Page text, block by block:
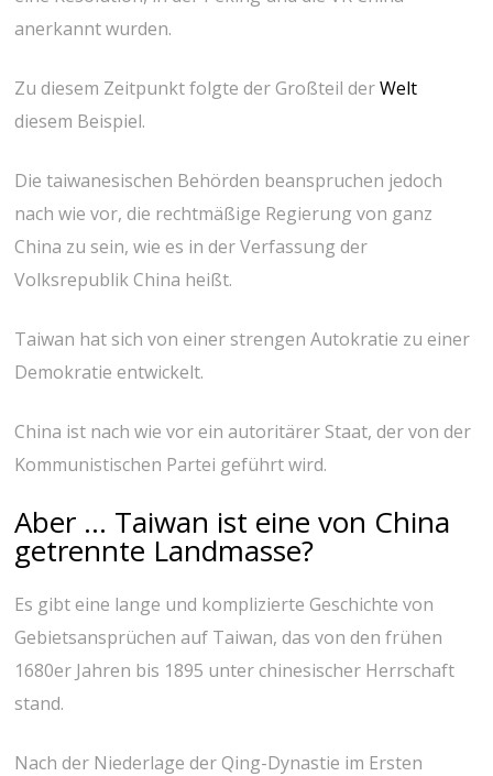
anerkannt wurden.
Zu diesem Zeitpunkt folgte der Großteil derWelt
diesem Beispiel.
Die taiwanesischen Behörden beanspruchen jedoch
nach wie vor, die rechtmäßige Regierung von ganz
China zu sein, wie es in der Verfassung der
Volksrepublik China heißt.
Taiwan hat sich von einer strengen Autokratie zu einer
Demokratie entwickelt.
China ist nach wie vor ein autoritärer Staat, der von der
Kommunistischen Partei geführt wird.
Aber … Taiwan ist eine von China
getrennte Landmasse?
Es gibt eine lange und komplizierte Geschichte von
Gebietsansprüchen auf Taiwan, das von den frühen
1680er Jahren bis 1895 unter chinesischer Herrschaft
stand.
Nach der Niederlage der Qing-Dynastie im Ersten